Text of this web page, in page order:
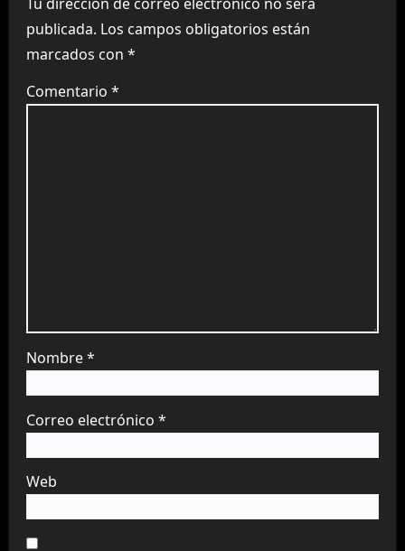
publicada. Los campos obligatorios están
marcados con *
Comentario *
Nombre*
Correo electrónico *
Web